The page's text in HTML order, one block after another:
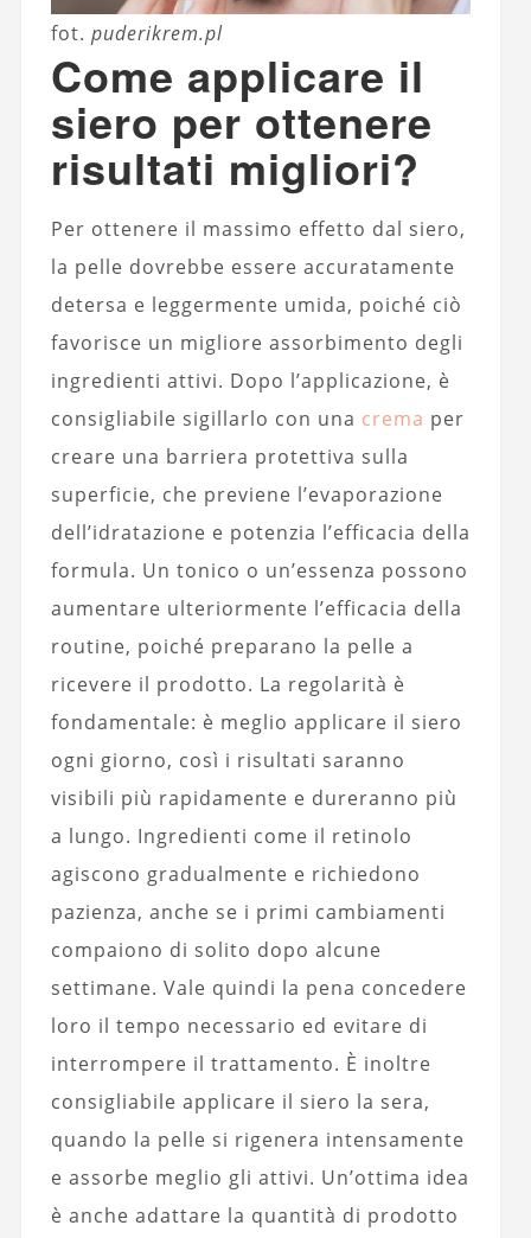
fot. puderikrem.pl
Come applicare il
siero per ottenere
risultati migliori?
Per ottenere il massimo effetto dal siero,
la pelle dovrebbe essere accuratamente
detersa e leggermente umida, poiché ciò
favorisce un migliore assorbimento degli
ingredienti attivi. Dopo l’applicazione, è
consigliabile sigillarlo con una crema per
creare una barriera protettiva sulla
superficie, che previene l’evaporazione
dell’idratazione e potenzia l’efficacia della
formula. Un tonico o un’essenza possono
aumentare ulteriormente l’efficacia della
routine, poiché preparano la pelle a
ricevere il prodotto. La regolarità è
fondamentale: è meglio applicare il siero
ogni giorno, così i risultati saranno
visibili più rapidamente e dureranno più
a lungo. Ingredienti come il retinolo
agiscono gradualmente e richiedono
pazienza, anche se i primi cambiamenti
compaiono di solito dopo alcune
settimane. Vale quindi la pena concedere
loro il tempo necessario ed evitare di
interrompere il trattamento. È inoltre
consigliabile applicare il siero la sera,
quando la pelle si rigenera intensamente
e assorbe meglio gli attivi. Un’ottima idea
è anche adattare la quantità di prodotto